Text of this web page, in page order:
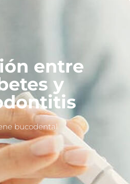
entre
y
bucodental